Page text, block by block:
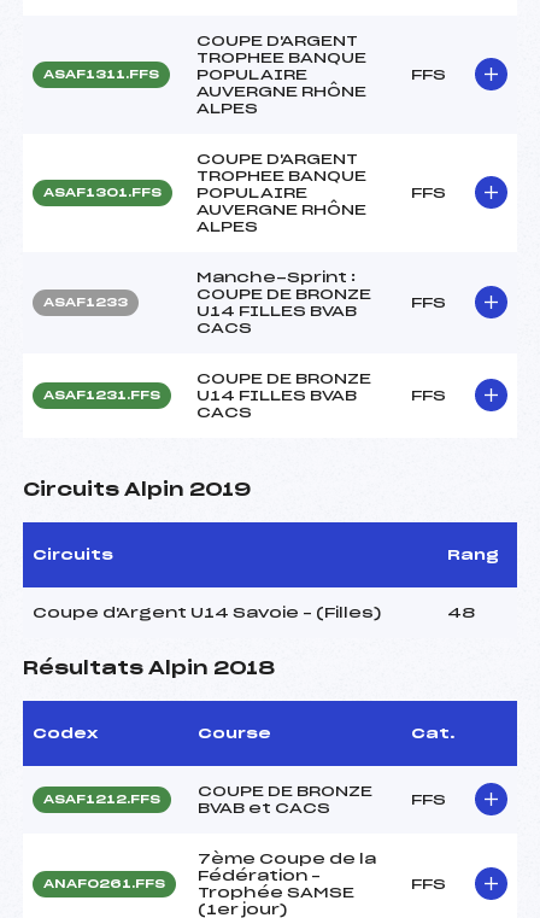
ASAF1311.FFS
COUPE D'ARGENT
TROPHEE BANQUE
POPULAIRE
AUVERGNE RHÔNE
ALPES
FFS
ASAF1301.FFS
COUPE D'ARGENT
TROPHEE BANQUE
POPULAIRE
AUVERGNE RHÔNE
ALPES
FFS
ASAF1233
Manche-Sprint :
COUPE DE BRONZE
U14 FILLES BVAB
CACS
FFS
ASAF1231.FFS
COUPE DE BRONZE
U14 FILLES BVAB
CACS
FFS
Circuits Alpin 2019
Circuits Rang
Coupe d'Argent U14 Savoie – (Filles) 48
Résultats Alpin 2018
Codex Course Cat.
ASAF1212.FFS
COUPE DE BRONZE
BVAB et CACS
FFS
ANAF0261.FFS
7ème Coupe de la
Fédération –
Trophée SAMSE
(1er jour)
FFS